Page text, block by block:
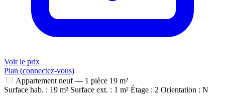
Voir le prix
Plan (connectez-vous)
Appartement neuf — 1 pièce 19 m²
Surface hab. : 19 m² Surface ext. : 1 m² Étage : 2 Orientation : N